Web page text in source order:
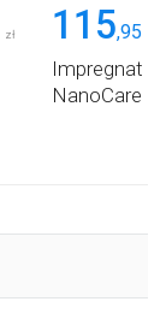
zł 115,95
Impregnat
NanoCare